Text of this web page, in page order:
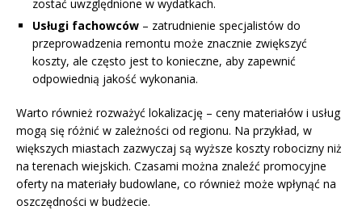
zostać uwzględnione w wydatkach.
Usługi fachowców – zatrudnienie specjalistów do
przeprowadzenia remontu może znacznie zwiększyć
koszty, ale często jest to konieczne, aby zapewnić
odpowiednią jakość wykonania.
Warto również rozważyć lokalizację – ceny materiałów i usług
mogą się różnić w zależności od regionu. Na przykład, w
większych miastach zazwyczaj są wyższe koszty robocizny niż
na terenach wiejskich. Czasami można znaleźć promocyjne
oferty na materiały budowlane, co również może wpłynąć na
oszczędności w budżecie.